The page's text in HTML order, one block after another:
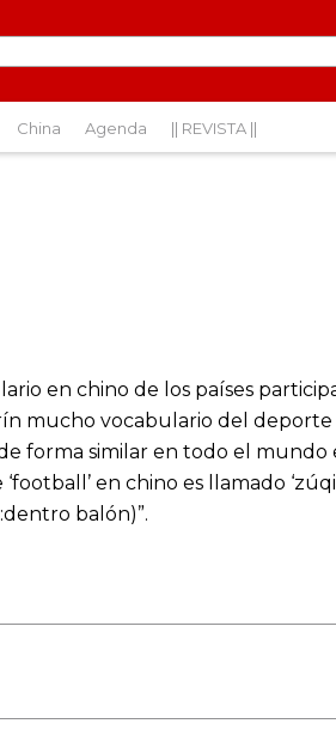
China Agenda || REVISTA ||
en chino de los países
mucho vocabulario del deporte
forma similar en todo el mundo
en chino es llamado
balón)”.